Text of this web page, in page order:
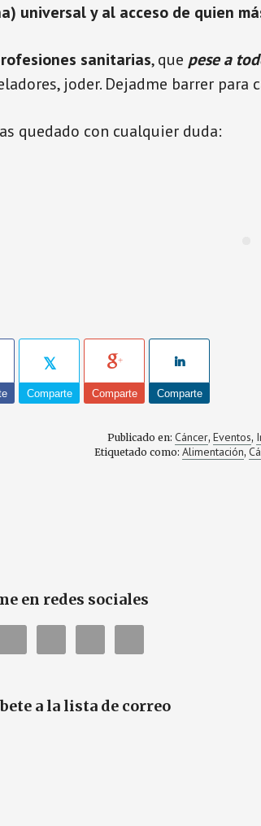
universal y al acceso de quien
sanitarias, que pese a
joder. Dejadme barrer para
quedado con cualquier duda:
Comparte Comparte Comparte
Publicado en: Cáncer, Eventos,
Etiquetado como: Alimentación,
en redes sociales
a la lista de correo